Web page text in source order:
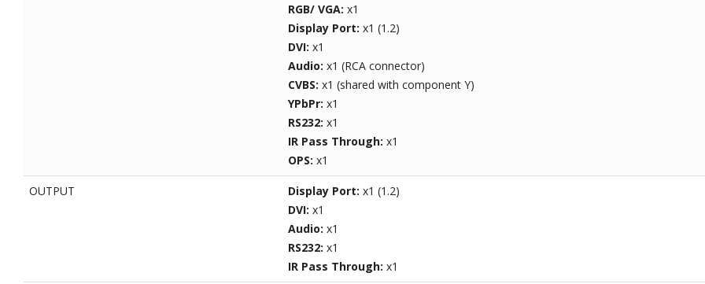
RGB/ VGA: x1
Display Port: x1 (1.2)
DVI: x1
Audio: x1 (RCA connector)
CVBS: x1 (shared with component Y)
YPbPr: x1
RS232: x1
IR Pass Through: x1
OPS: x1
OUTPUT Display Port: x1 (1.2)
DVI: x1
Audio: x1
RS232: x1
IR Pass Through: x1